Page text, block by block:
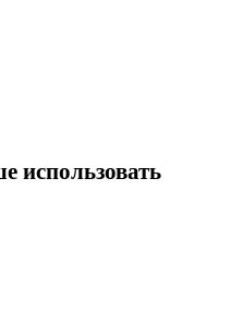
использовать